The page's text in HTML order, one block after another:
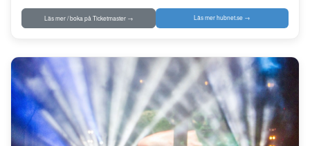
Läs mer / boka på Ticketmaster → Läs mer hubnet.se →